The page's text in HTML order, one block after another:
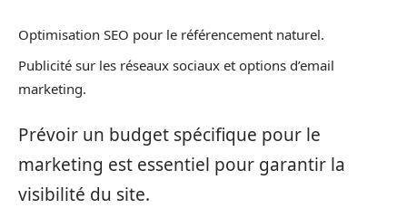
Optimisation SEO pour le référencement naturel.
Publicité sur les réseaux sociaux et options d’email
marketing.
Prévoir un budget spécifique pour le
marketing est essentiel pour garantir la
visibilité du site.